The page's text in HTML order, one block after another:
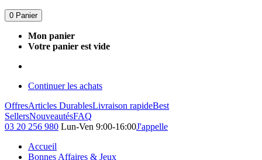
0 Panier
Mon panier
Votre panier est vide
Continuer les achats
OffresArticles DurablesLivraison rapideBest
SellersNouveautésFAQ
03 20 256 980 Lun-Ven 9:00-16:00J'appelle
Accueil
Bonnes Affaires & Jeux